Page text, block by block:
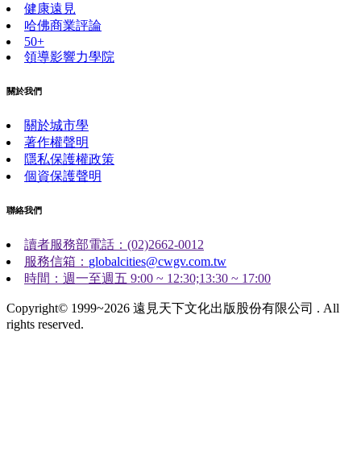
健康遠見
哈佛商業評論
50+
領導影響力學院
關於我們
關於城市學
著作權聲明
隱私保護權政策
個資保護聲明
聯絡我們
讀者服務部電話：(02)2662-0012
服務信箱： globalcities@cwgv.com.tw
時間：週一至週五 9:00 ~ 12:30;13:30 ~ 17:00
Copyright© 1999~2026 遠見天下文化出版股份有限公司 . All
rights reserved.